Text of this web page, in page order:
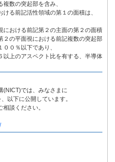
数の突起部を含み、
る前記活性領域の第１の面積は、
における前記第２の主面の第２の面積
２の平面視における前記複数の突起部
０％以下であり、
以上のアスペクト比を有する、半導体
(NICT)では、みなさまに
以下に公開しています。
談ください。